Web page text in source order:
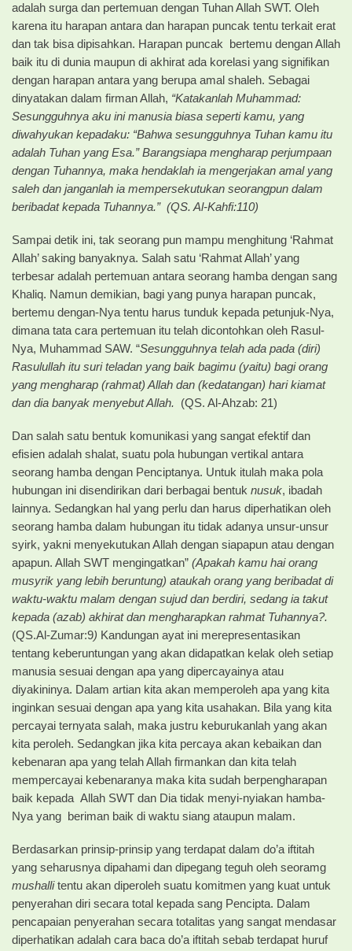
adalah surga dan pertemuan dengan Tuhan Allah SWT. Oleh
karena itu harapan antara dan harapan puncak tentu terkait erat
dan tak bisa dipisahkan. Harapan puncak bertemu dengan Allah
baik itu di dunia maupun di akhirat ada korelasi yang signifikan
dengan harapan antara yang berupa amal shaleh. Sebagai
dinyatakan dalam firman Allah, “Katakanlah Muhammad:
Sesungguhnya aku ini manusia biasa seperti kamu, yang
diwahyukan kepadaku: “Bahwa sesungguhnya Tuhan kamu itu
adalah Tuhan yang Esa.” Barangsiapa mengharap perjumpaan
dengan Tuhannya, maka hendaklah ia mengerjakan amal yang
saleh dan janganlah ia mempersekutukan seorangpun dalam
beribadat kepada Tuhannya.” (QS. Al-Kahfi:110)
Sampai detik ini, tak seorang pun mampu menghitung ‘Rahmat
Allah’ saking banyaknya. Salah satu ‘Rahmat Allah’ yang
terbesar adalah pertemuan antara seorang hamba dengan sang
Khaliq. Namun demikian, bagi yang punya harapan puncak,
bertemu dengan-Nya tentu harus tunduk kepada petunjuk-Nya,
dimana tata cara pertemuan itu telah dicontohkan oleh Rasul-
Nya, Muhammad SAW. “Sesungguhnya telah ada pada (diri)
Rasulullah itu suri teladan yang baik bagimu (yaitu) bagi orang
yang mengharap (rahmat) Allah dan (kedatangan) hari kiamat
dan dia banyak menyebut Allah. (QS. Al-Ahzab: 21)
Dan salah satu bentuk komunikasi yang sangat efektif dan
efisien adalah shalat, suatu pola hubungan vertikal antara
seorang hamba dengan Penciptanya. Untuk itulah maka pola
hubungan ini disendirikan dari berbagai bentuk nusuk, ibadah
lainnya. Sedangkan hal yang perlu dan harus diperhatikan oleh
seorang hamba dalam hubungan itu tidak adanya unsur-unsur
syirk, yakni menyekutukan Allah dengan siapapun atau dengan
apapun. Allah SWT mengingatkan” (Apakah kamu hai orang
musyrik yang lebih beruntung) ataukah orang yang beribadat di
waktu-waktu malam dengan sujud dan berdiri, sedang ia takut
kepada (azab) akhirat dan mengharapkan rahmat Tuhannya?.
(QS.Al-Zumar:9) Kandungan ayat ini merepresentasikan
tentang keberuntungan yang akan didapatkan kelak oleh setiap
manusia sesuai dengan apa yang dipercayainya atau
diyakininya. Dalam artian kita akan memperoleh apa yang kita
inginkan sesuai dengan apa yang kita usahakan. Bila yang kita
percayai ternyata salah, maka justru keburukanlah yang akan
kita peroleh. Sedangkan jika kita percaya akan kebaikan dan
kebenaran apa yang telah Allah firmankan dan kita telah
mempercayai kebenaranya maka kita sudah berpengharapan
baik kepada Allah SWT dan Dia tidak menyi-nyiakan hamba-
Nya yang beriman baik di waktu siang ataupun malam.
Berdasarkan prinsip-prinsip yang terdapat dalam do’a iftitah
yang seharusnya dipahami dan dipegang teguh oleh seoramg
mushallitentu akan diperoleh suatu komitmen yang kuat untuk
penyerahan diri secara total kepada sang Pencipta. Dalam
pencapaian penyerahan secara totalitas yang sangat mendasar
diperhatikan adalah cara baca do’a iftitah sebab terdapat huruf